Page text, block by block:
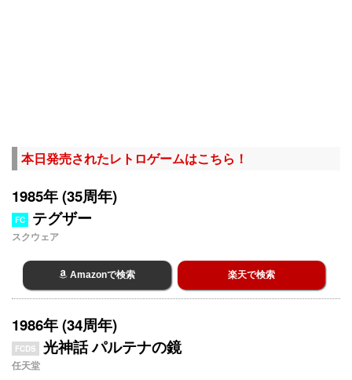
本日発売されたレトロゲームはこちら！
1985年 (35周年)
FC テグザー
スクウェア
Amazonで検索 楽天で検索
1986年 (34周年)
FCDS 光神話 パルテナの鏡
任天堂